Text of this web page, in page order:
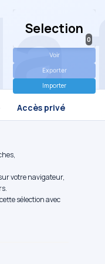
Accès privé
Selection
0
Voir
Exporter
Importer
votre navigateur,
sélection avec